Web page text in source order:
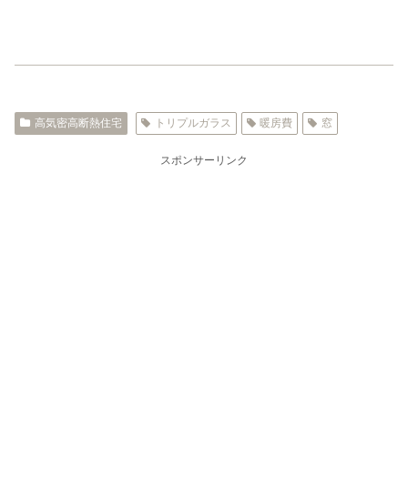
高気密高断熱住宅 トリプルガラス 暖房費 窓
スポンサーリンク